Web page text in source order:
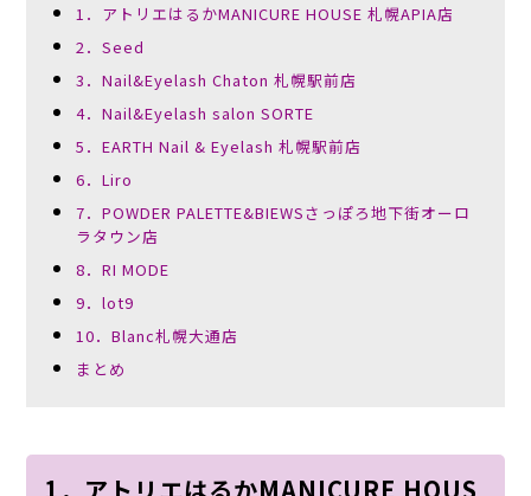
1．アトリエはるかMANICURE HOUSE 札幌APIA店
2．Seed
3．Nail&Eyelash Chaton 札幌駅前店
4．Nail&Eyelash salon SORTE
5．EARTH Nail & Eyelash 札幌駅前店
6．Liro
7．POWDER PALETTE&BIEWSさっぽろ地下街オーロ
ラタウン店
8．RI MODE
9．lot9
10．Blanc札幌大通店
まとめ